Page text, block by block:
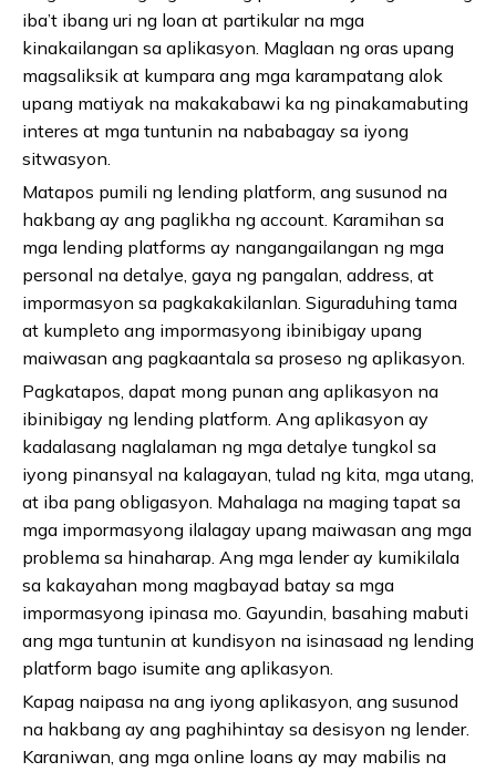
iba’t ibang uri ng loan at partikular na mga
kinakailangan sa aplikasyon. Maglaan ng oras upang
magsaliksik at kumpara ang mga karampatang alok
upang matiyak na makakabawi ka ng pinakamabuting
interes at mga tuntunin na nababagay sa iyong
sitwasyon.
Matapos pumili ng lending platform, ang susunod na
hakbang ay ang paglikha ng account. Karamihan sa
mga lending platforms ay nangangailangan ng mga
personal na detalye, gaya ng pangalan, address, at
impormasyon sa pagkakakilanlan. Siguraduhing tama
at kumpleto ang impormasyong ibinibigay upang
maiwasan ang pagkaantala sa proseso ng aplikasyon.
Pagkatapos, dapat mong punan ang aplikasyon na
ibinibigay ng lending platform. Ang aplikasyon ay
kadalasang naglalaman ng mga detalye tungkol sa
iyong pinansyal na kalagayan, tulad ng kita, mga utang,
at iba pang obligasyon. Mahalaga na maging tapat sa
mga impormasyong ilalagay upang maiwasan ang mga
problema sa hinaharap. Ang mga lender ay kumikilala
sa kakayahan mong magbayad batay sa mga
impormasyong ipinasa mo. Gayundin, basahing mabuti
ang mga tuntunin at kundisyon na isinasaad ng lending
platform bago isumite ang aplikasyon.
Kapag naipasa na ang iyong aplikasyon, ang susunod
na hakbang ay ang paghihintay sa desisyon ng lender.
Karaniwan, ang mga online loans ay may mabilis na